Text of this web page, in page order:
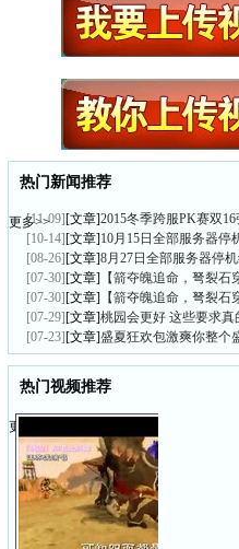
热门新闻推荐
更多>>
[11-09] [文章]2015冬季跨服PK赛双
[10-14] [文章]10月15日全部服务器停
[08-26] [文章]8月27日全部服务器停
[07-30] [文章] 【箭夺魄追命，弩裂石
[07-30] [文章] 【箭夺魄追命，弩裂石
[07-29] [文章]桃园会更好 这些要求真
[07-23] [文章]盛夏狂欢包激爽你整个
热门视频推荐
更多>>